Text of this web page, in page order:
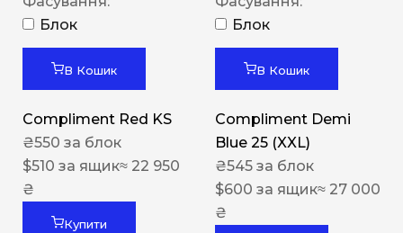
Блок
В Кошик
Compliment Red KS
₴550 за блок
$510 за ящик≈ 22 950
₴
Купити
Блок
В Кошик
Compliment Demi
Blue 25 (XXL)
₴545 за блок
$600 за ящик≈ 27 000
₴